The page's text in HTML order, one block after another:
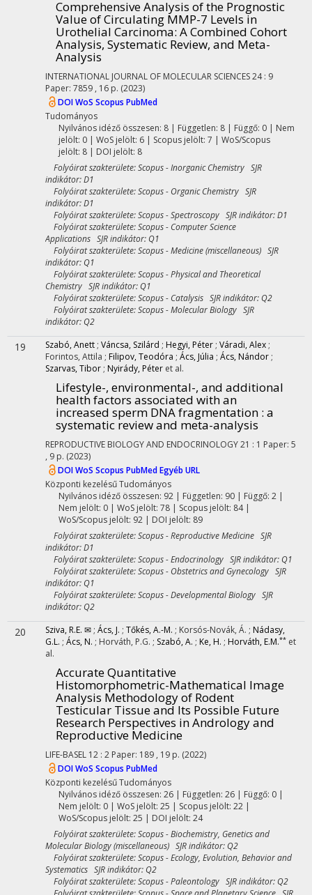
Comprehensive Analysis of the Prognostic
Value of Circulating MMP-7 Levels in
Urothelial Carcinoma: A Combined Cohort
Analysis, Systematic Review, and Meta-
Analysis
INTERNATIONAL JOURNAL OF MOLECULAR SCIENCES24: 9
Paper: 7859 , 16 p. (2023)
DOIWoS Scopus PubMed
Tudományos
Nyilvános idéző összesen: 8| Független: 8 | Függő: 0 | Nem
jelölt: 0 | WoS jelölt: 6 | Scopus jelölt: 7 | WoS/Scopus
jelölt: 8 | DOI jelölt: 8
Folyóirat szakterülete: Scopus - Inorganic Chemistry SJR
indikátor: D1
Folyóirat szakterülete: Scopus - Organic Chemistry SJR
indikátor: D1
Folyóirat szakterülete: Scopus - Spectroscopy SJR indikátor: D1
Folyóirat szakterülete: Scopus - Computer Science
Applications SJR indikátor: Q1
Folyóirat szakterülete: Scopus - Medicine (miscellaneous) SJR
indikátor: Q1
Folyóirat szakterülete: Scopus - Physical and Theoretical
Chemistry SJR indikátor: Q1
Folyóirat szakterülete: Scopus - Catalysis SJR indikátor: Q2
Folyóirat szakterülete: Scopus - Molecular Biology SJR
indikátor: Q2
19 Szabó, Anett ; Váncsa, Szilárd ; Hegyi, Péter ; Váradi, Alex ;
Forintos, Attila ; Filipov, Teodóra ; Ács, Júlia ; Ács, Nándor ;
Szarvas, Tibor ; Nyirády, Péter et al.
Lifestyle-, environmental-, and additional
health factors associated with an
increased sperm DNA fragmentation : a
systematic review and meta-analysis
REPRODUCTIVE BIOLOGY AND ENDOCRINOLOGY21 : 1 Paper: 5
, 9 p. (2023)
DOIWoS Scopus PubMedEgyéb URL
Központi kezelésűTudományos
Nyilvános idéző összesen: 92| Független: 90 | Függő: 2 |
Nem jelölt: 0 | WoS jelölt: 78 | Scopus jelölt: 84 |
WoS/Scopus jelölt: 92 | DOI jelölt: 89
Folyóirat szakterülete: Scopus - Reproductive Medicine SJR
indikátor: D1
Folyóirat szakterülete: Scopus - Endocrinology SJR indikátor: Q1
Folyóirat szakterülete: Scopus - Obstetrics and Gynecology SJR
indikátor: Q1
Folyóirat szakterülete: Scopus - Developmental Biology SJR
indikátor: Q2
20 Sziva, R.E. ✉ ; Ács, J. ; Tőkés, A.-M. ; Korsós-Novák, Á. ; Nádasy,
G.L. ; Ács, N. ; Horváth, P.G. ; Szabó, A. ; Ke, H. ; Horváth, E.M.** et
al.
Accurate Quantitative
Histomorphometric-Mathematical Image
Analysis Methodology of Rodent
Testicular Tissue and Its Possible Future
Research Perspectives in Andrology and
Reproductive Medicine
LIFE-BASEL 12 : 2 Paper: 189 , 19 p. (2022)
DOIWoS Scopus PubMed
Központi kezelésűTudományos
Nyilvános idéző összesen: 26| Független: 26 | Függő: 0 |
Nem jelölt: 0 | WoS jelölt: 25 | Scopus jelölt: 22 |
WoS/Scopus jelölt: 25 | DOI jelölt: 24
Folyóirat szakterülete: Scopus - Biochemistry, Genetics and
Molecular Biology (miscellaneous) SJR indikátor: Q2
Folyóirat szakterülete: Scopus - Ecology, Evolution, Behavior and
Systematics SJR indikátor: Q2
Folyóirat szakterülete: Scopus - Paleontology SJR indikátor: Q2